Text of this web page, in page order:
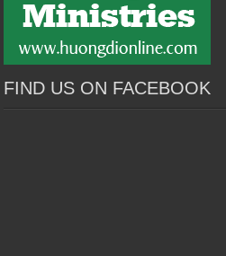
FIND US ON FACEBOOK